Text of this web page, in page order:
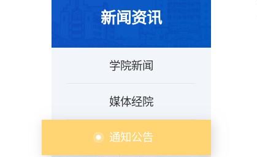
新闻资讯
学院新闻
媒体经院
通知公告